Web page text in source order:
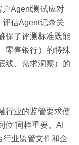
户Agent测试应对
估Agent记录关
保了评测标准既能
零售银行）的特殊
线、需求洞察）的
行业的监管要求使
位”同样重要。AI
行业监管文件和企